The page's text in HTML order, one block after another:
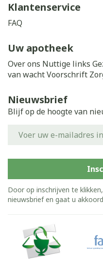
Klantenservice
FAQ
Uw apotheek
Over ons Nuttige links
van wachtVoorschrift
Nieuwsbrief
Blijf op de hoogte van
Door op inschrijven te
nieuwsbrief en gaat u